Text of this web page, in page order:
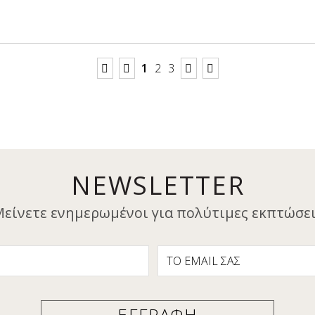
1 2 3
NEWSLETTER
ενημερωμένοι για πολύτιμες